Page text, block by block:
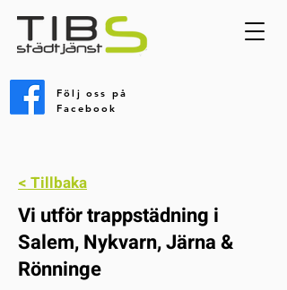
Följ oss på
Facebook
< Tillbaka
Vi utför trappstädning i
Salem, Nykvarn, Järna &
Rönninge